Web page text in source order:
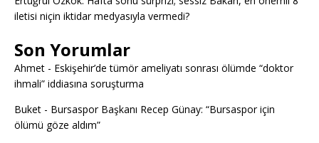
iletisi niçin iktidar medyasıyla vermedi?
Son Yorumlar
Ahmet - Eskişehir’de tümör ameliyatı sonrası ölümde “doktor
ihmali” iddiasına soruşturma
Buket - Bursaspor Başkanı Recep Günay: “Bursaspor için
ölümü göze aldım”